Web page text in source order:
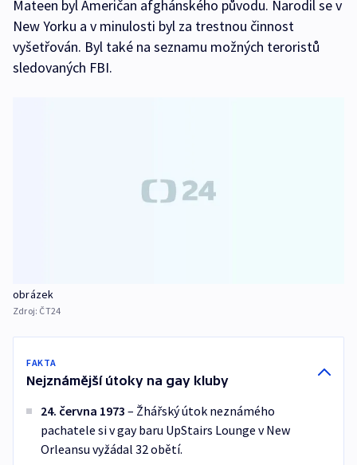
Mateen byl Američan afghánského původu. Narodil se v
New Yorku a v minulosti byl za trestnou činnost
vyšetřován. Byl také na seznamu možných teroristů
sledovaných FBI.
obrázek
Zdroj: ČT24
FAKTA
Nejznámější útoky na gay kluby
24. června 1973 – Žhářský útok neznámého
pachatele si v gay baru UpStairs Lounge v New
Orleansu vyžádal 32 obětí.